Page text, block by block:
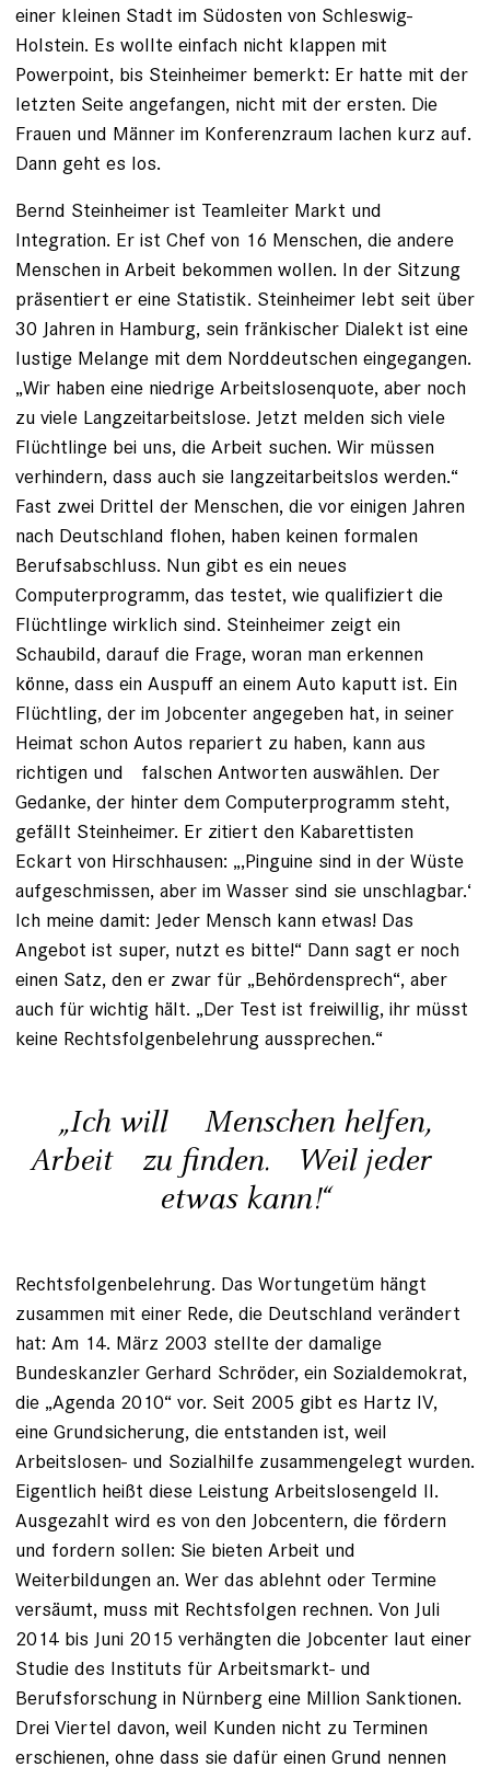
einer kleinen Stadt im Südosten von Schleswig-
Holstein. Es wollte einfach nicht klappen mit
Powerpoint, bis Steinheimer bemerkt: Er hatte mit der
letzten Seite angefangen, nicht mit der ersten. Die
Frauen und Männer im Konferenzraum lachen kurz auf.
Dann geht es los.
Bernd Steinheimer ist Teamleiter Markt und
Integration. Er ist Chef von 16 Menschen, die andere
Menschen in Arbeit bekommen wollen. In der Sitzung
präsentiert er eine ­Statistik. Steinheimer lebt seit über
30 Jahren in Hamburg, sein fränkischer Dialekt ist eine
lustige Melange mit dem Norddeutschen eingegangen.
„Wir haben eine niedrige Arbeits­losenquote, aber noch
zu viele Langzeitarbeitslose. Jetzt melden sich viele
Flüchtlinge bei uns, die Arbeit suchen. Wir müssen
verhindern, dass auch sie langzeitarbeitslos werden.“
Fast zwei Drittel der Menschen, die vor einigen Jahren
nach Deutschland flohen, haben keinen formalen
Berufsabschluss. Nun gibt es ein neues
Computerprogramm, das testet, wie qualifiziert die
Flüchtlinge wirklich sind. Steinheimer zeigt ein
Schaubild, darauf die Frage, woran man erkennen
könne, dass ein Auspuff an einem Auto kaputt ist. Ein
Flüchtling, der im Jobcenter angegeben hat, in seiner
Heimat schon Autos repariert zu haben, kann aus
richtigen und falschen Antworten auswählen. Der
Gedanke, der hinter dem Computerprogramm steht,
gefällt Steinheimer. Er zitiert den Kabarettisten
Eckart von Hirschhausen: „‚Pinguine sind in der Wüste
aufgeschmissen, aber im Wasser sind sie unschlagbar.‘
Ich meine damit: Jeder Mensch kann etwas! Das
Angebot ist super, nutzt es bitte!“ Dann sagt er noch
einen Satz, den er zwar für „Behördensprech“, aber
auch für wichtig hält. „Der Test ist freiwillig, ihr müsst
keine Rechts­folgenbelehrung aussprechen.“
„Ich will Menschen helfen,
Arbeit zu finden. Weil jeder
etwas kann!“
Rechtsfolgenbelehrung. Das Wort­ungetüm hängt
zusammen mit einer Rede, die Deutschland verändert
hat: Am 14. März 2003 stellte der damalige
Bundeskanzler Gerhard Schröder, ein Sozialdemokrat,
die „Agenda 2010“ vor. Seit 2005 gibt es Hartz IV,
eine Grundsicherung, die entstanden ist, weil
Arbeitslosen- und Sozialhilfe zusammengelegt wurden.
Eigentlich heißt diese Leistung Arbeitslosengeld II.
Ausgezahlt wird es von den Jobcentern, die fördern
und fordern sollen: Sie bieten Arbeit und
Weiterbildungen an. Wer das ablehnt oder Termine
versäumt, muss mit Rechtsfolgen rechnen. Von Juli
2014 bis Juni 2015 verhängten die Jobcenter laut einer
Studie des Instituts für Arbeitsmarkt- und
Berufsforschung in Nürnberg eine Million Sanktionen.
Drei Viertel davon, weil Kunden nicht zu Terminen
erschienen, ohne dass sie dafür einen Grund nennen